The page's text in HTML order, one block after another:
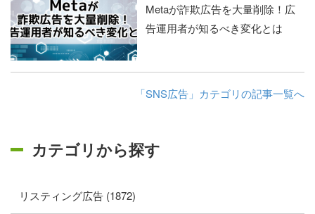
Metaが詐欺広告を大量削除！広
告運用者が知るべき変化とは
「SNS広告」カテゴリの記事一覧へ
カテゴリから探す
リスティング広告 (1872)